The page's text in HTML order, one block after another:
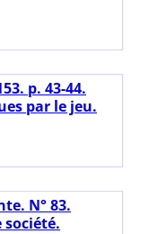
p. 43-44.
par le jeu.
N° 83.